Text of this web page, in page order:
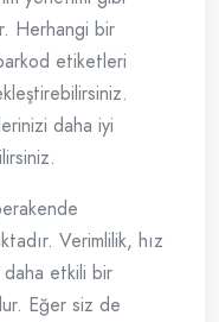
Herhangi bir
etiketleri
daha iyi
Verimlilik, hız
etkili bir
Eğer siz de